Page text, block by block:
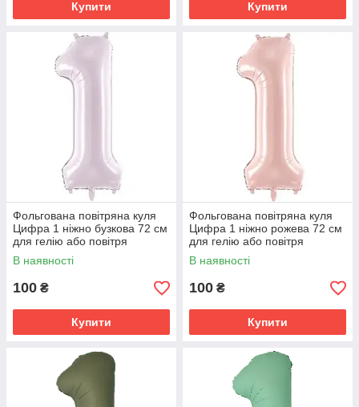
Купити Купити
Фольгована повітряна куля
Цифра 1 ніжно бузкова 72 см
для гелію або повітря
В наявності
100 ₴
Купити
Фольгована повітряна куля
Цифра 1 ніжно рожева 72 см
для гелію або повітря
В наявності
100 ₴
Купити